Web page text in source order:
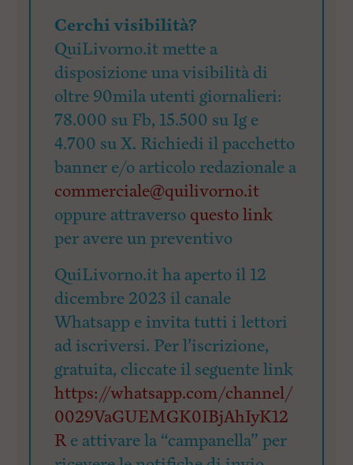
Cerchi visibilità?
QuiLivorno.it mette a
disposizione una visibilità di
oltre 90mila utenti giornalieri:
78.000 su Fb, 15.500 su Ig e
4.700 su X. Richiedi il pacchetto
banner e/o articolo redazionale a
commerciale@quilivorno.it
oppure attraverso questo link
per avere un preventivo
QuiLivorno.it ha aperto il 12
dicembre 2023 il canale
Whatsapp e invita tutti i lettori
ad iscriversi. Per l’iscrizione,
gratuita, cliccate il seguente link
https://whatsapp.com/channel/
0029VaGUEMGK0IBjAhIyK12
Re attivare la “campanella” per